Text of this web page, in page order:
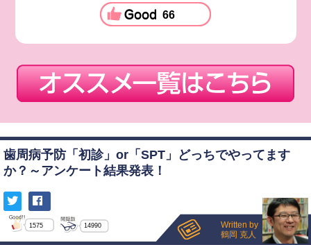
66
歯周病予防「初診」or「SPT」どっちでやってます
か？～アンケート結果発表！
1575 14990
Written by
鶴岡 克人